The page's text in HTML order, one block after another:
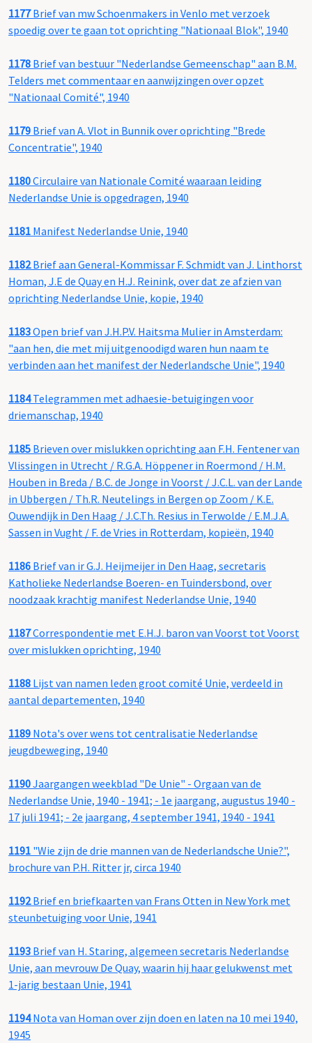
1177Brief van mw Schoenmakers in Venlo met verzoek
spoedig over te gaan tot oprichting "Nationaal Blok", 1940
1178 Brief van bestuur "Nederlandse Gemeenschap" aan B.M.
Telders met commentaar en aanwijzingen over opzet
"Nationaal Comité", 1940
1179 Brief van A. Vlot in Bunnik over oprichting "Brede
Concentratie", 1940
1180Circulaire van Nationale Comité waaraan leiding
Nederlandse Unie is opgedragen, 1940
1181 Manifest Nederlandse Unie, 1940
1182Brief aan General-Kommissar F. Schmidt van J. Linthorst
Homan, J.E de Quay en H.J. Reinink, over dat ze afzien van
oprichting Nederlandse Unie, kopie, 1940
1183Open brief van J.H.P.V. Haitsma Mulier in Amsterdam:
"aan hen, die met mij uitgenoodigd waren hun naam te
verbinden aan het manifest der Nederlandsche Unie", 1940
1184Telegrammen met adhaesie-betuigingen voor
driemanschap, 1940
1185 Brieven over mislukken oprichting aan F.H. Fentener van
Vlissingen in Utrecht / R.G.A. Höppener in Roermond / H.M.
Houben in Breda / B.C. de Jonge in Voorst / J.C.L. van der Lande
in Ubbergen / Th.R. Neutelings in Bergen op Zoom / K.E.
Ouwendijk in Den Haag / J.C.Th. Resius in Terwolde / E.M.J.A.
Sassen in Vught / F. de Vries in Rotterdam, kopieën, 1940
1186 Brief van ir G.J. Heijmeijer in Den Haag, secretaris
Katholieke Nederlandse Boeren- en Tuindersbond, over
noodzaak krachtig manifest Nederlandse Unie, 1940
1187Correspondentie met E.H.J. baron van Voorst tot Voorst
over mislukken oprichting, 1940
1188 Lijst van namen leden groot comité Unie, verdeeld in
aantal departementen, 1940
1189 Nota's over wens tot centralisatie Nederlandse
jeugdbeweging, 1940
1190Jaargangen weekblad "De Unie" - Orgaan van de
Nederlandse Unie, 1940 - 1941; - 1e jaargang, augustus 1940 -
17 juli 1941; - 2e jaargang, 4 september 1941, 1940 - 1941
1191 "Wie zijn de drie mannen van de Nederlandsche Unie?",
brochure van P.H. Ritter jr, circa 1940
1192Brief en briefkaarten van Frans Otten in New York met
steunbetuiging voor Unie, 1941
1193 Brief van H. Staring, algemeen secretaris Nederlandse
Unie, aan mevrouw De Quay, waarin hij haar gelukwenst met
1-jarig bestaan Unie, 1941
1194Nota van Homan over zijn doen en laten na 10 mei 1940,
1945